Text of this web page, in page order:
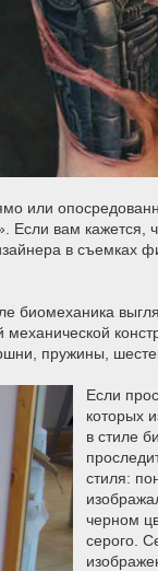
или
Если вам
в
биомеханика
пружины,
Если
которых
в стиле
стиля:
черном
серого.